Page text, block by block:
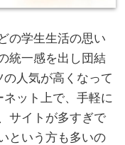
の学生生活の思い
統一感を出し団結
人気が高くなって
ット上で、手軽に
サイトが多すぎで
という方も多いの